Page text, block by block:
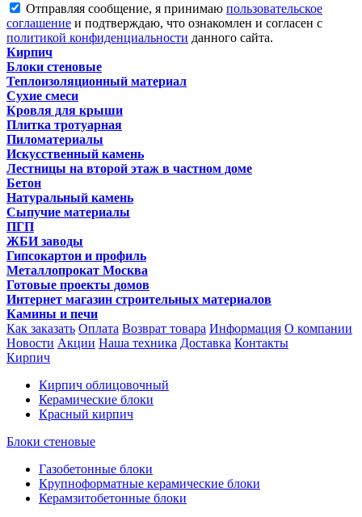
Отправляя сообщение, я принимаю пользовательское
соглашение и подтверждаю, что ознакомлен и согласен с
политикой конфиденциальности данного сайта.
Кирпич
Блоки стеновые
Теплоизоляционный материал
Сухие смеси
Кровля для крыши
Плитка тротуарная
Пиломатериалы
Искусственный камень
Лестницы на второй этаж в частном доме
Бетон
Натуральный камень
Сыпучие материалы
ПГП
ЖБИ заводы
Гипсокартон и профиль
Металлопрокат Москва
Готовые проекты домов
Интернет магазин строительных материалов
Камины и печи
Как заказать Оплата Возврат товара Информация О компании
Новости Акции Наша техника Доставка Контакты
Кирпич
Кирпич облицовочный
Керамические блоки
Красный кирпич
Блоки стеновые
Газобетонные блоки
Крупноформатные керамические блоки
Керамзитобетонные блоки